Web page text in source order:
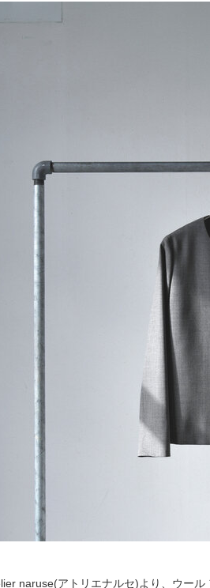
naruse(アトリエナルセ)より、ウール